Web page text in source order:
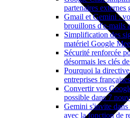
partenaires externes
Gmail et Gemini :
brouillons d'e-mails
Simplification des
matériel Google
Sécurité renforcée
désormais les clés
Pourquoi la
entreprises françaises
Convertir vos
possible dans 7
Gemini s'invite
avec la fonction de